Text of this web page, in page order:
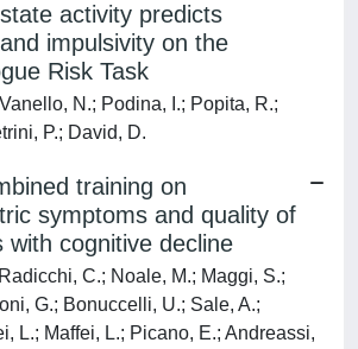
activity predicts
impulsivity on the
Risk Task
N.; Podina, I.; Popita, R.;
P.; David, D.
training on
symptoms and quality of
with cognitive decline
C.; Noale, M.; Maggi, S.;
G.; Bonuccelli, U.; Sale, A.;
L.; Maffei, L.; Picano, E.; Andreassi,